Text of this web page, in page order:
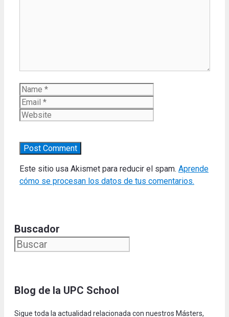
Name
Este sitio usa Akismet para reducir el spam. Aprende
cómo se procesan los datos de tus comentarios.
Buscador
Blog de la UPC School
Sigue toda la actualidad relacionada con nuestros Másters,